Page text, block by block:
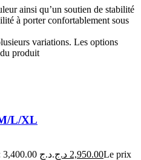
ainsi qu’un soutien de stabilité
à porter confortablement sous
variations. Les options
produit
L/XL
Le prix initial était : 3,400.00 د.ج. 2,950.00 د.ج
Le prix